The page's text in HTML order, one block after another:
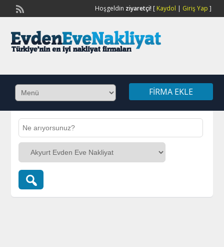
Hoşgeldin ziyaretçi![ Kaydol | Giriş Yap ]
FIRMA EKLE